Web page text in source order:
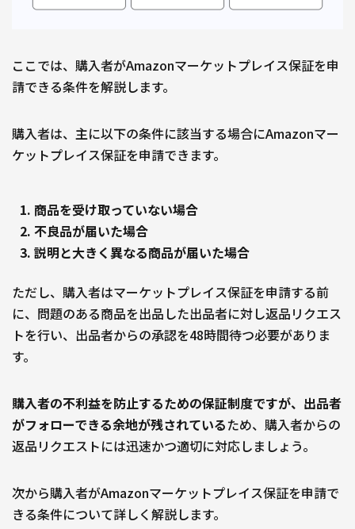
ここでは、購入者がAmazonマーケットプレイス保証を申
請できる条件を解説します。
購入者は、主に以下の条件に該当する場合にAmazonマー
ケットプレイス保証を申請できます。
商品を受け取っていない場合
不良品が届いた場合
説明と大きく異なる商品が届いた場合
ただし、購入者はマーケットプレイス保証を申請する前
に、問題のある商品を出品した出品者に対し返品リクエス
トを行い、出品者からの承認を48時間待つ必要がありま
す。
購入者の不利益を防止するための保証制度ですが、出品者
がフォローできる余地が残されているため、購入者からの
返品リクエストには迅速かつ適切に対応しましょう。
次から購入者がAmazonマーケットプレイス保証を申請で
きる条件について詳しく解説します。